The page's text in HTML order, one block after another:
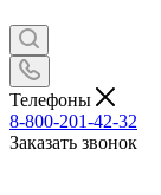
Телефоны
8-800-201-42-32
Заказать звонок